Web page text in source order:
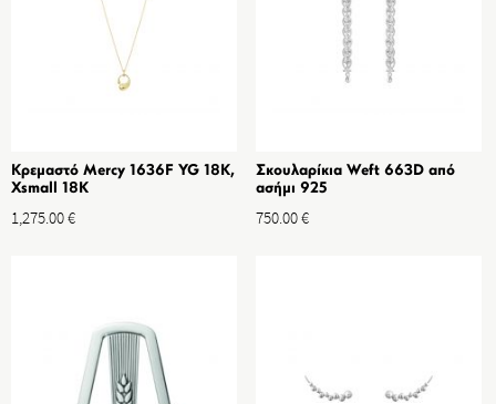
Κρεμαστό Mercy 1636F YG 18K,
Xsmall 18K
1,275.00€
Σκουλαρίκια Weft 663D από
ασήμι 925
750.00€